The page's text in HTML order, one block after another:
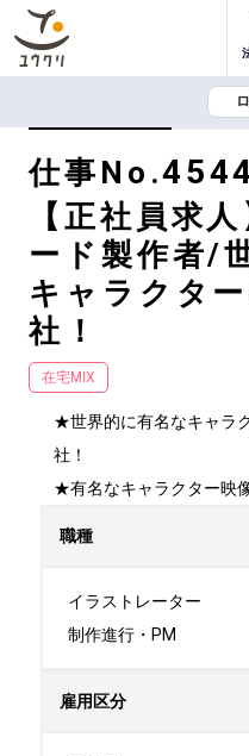
仕事No.
【正社員求
ード製作者/
キャラクタ
社！
在宅MIX
★世界的に有名なキャラ
社！
★有名なキャラクター映
職種
イラストレーター
制作進行・PM
雇用区分